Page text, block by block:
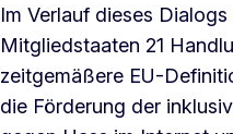
Im Verlauf dieses
Mitgliedstaaten 21
zeitgemäßere EU-
die Förderung der